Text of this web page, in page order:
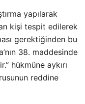
yapılarak
kişi tespit edilerek
gerektiğinden bu
38. maddesinde
hükmüne aykırı
reddine